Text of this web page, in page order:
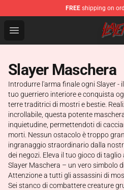
FREE shipping on
Open menu
Slayer Store - Official
Slayer Maschera
Introdurre l'arma finale ogni Slayer -
tuo guerriero interiore e conquista
terre traditrici di mostri e bestie.
incrollabile, questa potente
inquietudine, permettendoti di
morti. Nessun ostacolo è troppo
ingranaggio straordinario dalla
dei negozi. Eleva il tuo gioco di
Slayer Maschera – un vero simbolo
Attenzione a tutti gli assassini di
Sei stanco di combattere creature